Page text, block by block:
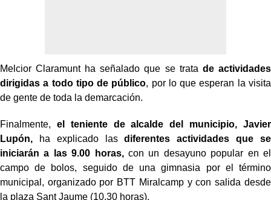
Melcior Claramunt ha señalado que se trata de actividades
dirigidas a todo tipo de público, por lo que esperan la visita
de gente de toda la demarcación.
Finalmente, el teniente de alcalde del municipio, Javier
Lupón, ha explicado lasdiferentes actividades que se
iniciarán a las 9.00 horas,con un desayuno popular en el
campo de bolos, seguido de una gimnasia por el término
municipal, organizado por BTT Miralcamp y con salida desde
la plaza Sant Jaume (10.30 horas).